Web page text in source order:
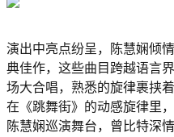
演出中亮点纷呈，陈慧娴倾
典佳作，这些曲目跨越语言
场大合唱，熟悉的旋律裹挟
在《跳舞街》的动感旋律里
陈慧娴巡演舞台，曾比特深